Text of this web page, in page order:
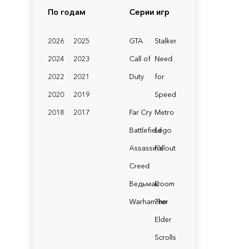
По годам
2026
2025
2024
2023
2022
2021
2020
2019
2018
2017
Серии игр
GTA
Stalker
Call of
Duty
Need
for
Speed
Far Cry Metro
BattlefieldLego
Assassin's
Creed
Fallout
ВедьмакDoom
Warhammer
The
Elder
Scrolls